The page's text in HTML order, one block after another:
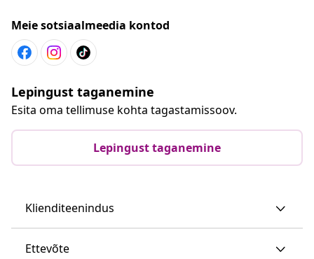
Meie sotsiaalmeedia kontod
Lepingust taganemine
Esita oma tellimuse kohta tagastamissoov.
Lepingust taganemine
Klienditeenindus
Ettevõte